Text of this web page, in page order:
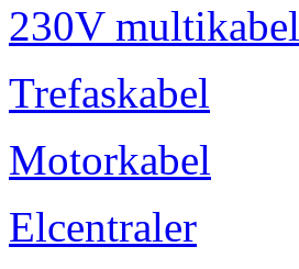
230V multikabel
Trefaskabel
Motorkabel
Elcentraler